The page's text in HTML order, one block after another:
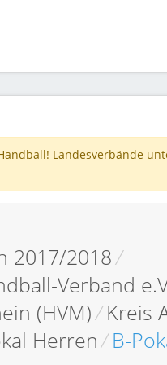
Landesverbände
2017/2018/
Verband
(HVM)/ Kreis
Herren/B-